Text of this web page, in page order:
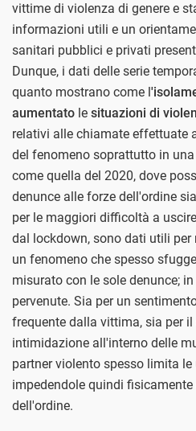
vittime di violenza di genere e
informazioni utili e un
sanitari pubblici e privati
Dunque, i dati delle serie
quanto mostrano come l
aumentato le situazioni di
relativi alle chiamate effettuate
del fenomeno soprattutto in
come quella del 2020, dove
denunce alle forze dell'ordine
per le maggiori difficoltà a
dal lockdown, sono dati utili per
un fenomeno che spesso
misurato con le sole denunce;
pervenute. Sia per un
frequente dalla vittima, sia per
intimidazione all'interno delle
partner violento spesso limita
impedendole quindi
dell'ordine.